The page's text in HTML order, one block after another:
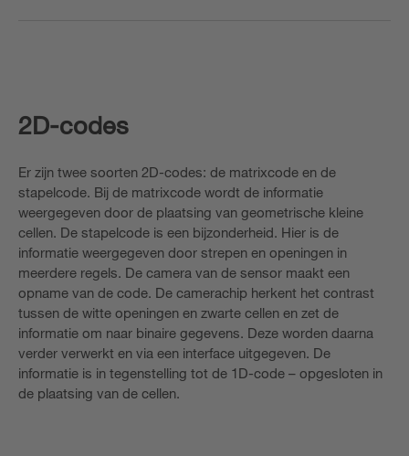
2D-codes
Er zijn twee soorten 2D-codes: de matrixcode en de
stapelcode. Bij de matrixcode wordt de informatie
weergegeven door de plaatsing van geometrische kleine
cellen. De stapelcode is een bijzonderheid. Hier is de
informatie weergegeven door strepen en openingen in
meerdere regels. De camera van de sensor maakt een
opname van de code. De camerachip herkent het contrast
tussen de witte openingen en zwarte cellen en zet de
informatie om naar binaire gegevens. Deze worden daarna
verder verwerkt en via een interface uitgegeven. De
informatie is in tegenstelling tot de 1D-code – opgesloten in
de plaatsing van de cellen.